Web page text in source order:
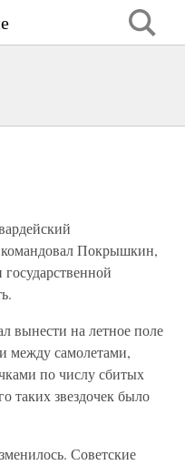
Покрышкин,
вынести на летное поле
между самолетами,
по числу сбитых
таких звездочек было
Советские